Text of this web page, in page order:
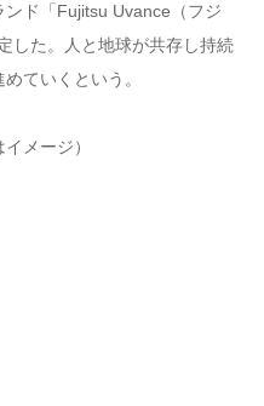
ド「Fujitsu Uvance（フジ
した。人と地球が共存し持続
ていくという。
メージ）